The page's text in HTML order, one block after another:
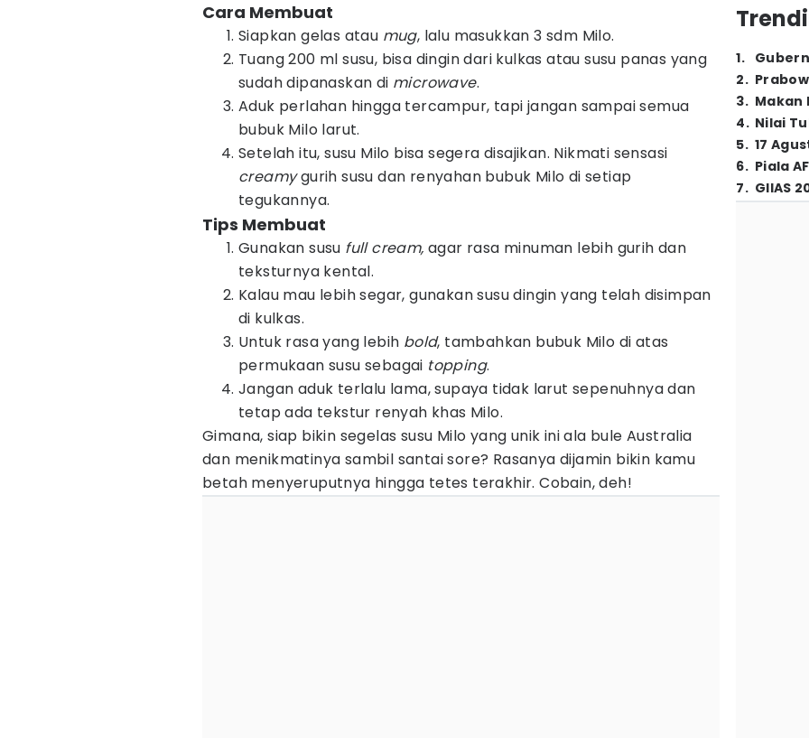
Cara Membuat
Siapkan gelas atau mug, lalu masukkan 3 sdm Milo.
Tuang 200 ml susu, bisa dingin dari kulkas atau susu panas yang
sudah dipanaskan di microwave.
Aduk perlahan hingga tercampur, tapi jangan sampai semua
bubuk Milo larut.
Setelah itu, susu Milo bisa segera disajikan. Nikmati sensasi
creamygurih susu dan renyahan bubuk Milo di setiap
tegukannya.
Tips Membuat
Gunakan susu full cream,agar rasa minuman lebih gurih dan
teksturnya kental.
Kalau mau lebih segar, gunakan susu dingin yang telah disimpan
di kulkas.
Untuk rasa yang lebih bold, tambahkan bubuk Milo di atas
permukaan susu sebagai topping.
Jangan aduk terlalu lama, supaya tidak larut sepenuhnya dan
tetap ada tekstur renyah khas Milo.
Gimana, siap bikin segelas susu Milo yang unik ini ala bule Australia
dan menikmatinya sambil santai sore? Rasanya dijamin bikin kamu
betah menyeruputnya hingga tetes terakhir. Cobain, deh!
1.
2.
3. Makan
4. Nilai
5. 17
6. Piala
7. GIIAS